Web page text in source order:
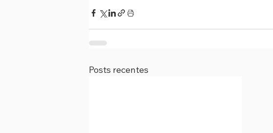
Posts recentes